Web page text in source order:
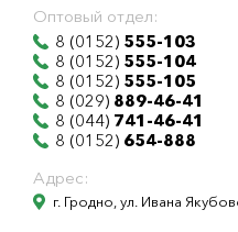
Оптовый отдел:
8 (0152) 555-103
8 (0152) 555-104
8 (0152) 555-105
8 (029) 889-46-41
8 (044) 741-46-41
8 (0152) 654-888
Адрес:
г. Гродно, ул. Ивана